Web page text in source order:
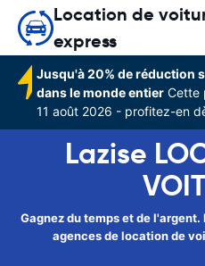
Location de
express
Jusqu'à 20% de réduction
dans le monde entier Cette
11 août 2026 - profitez-en
Lazise
Gagnez du temps et de
agences de location de